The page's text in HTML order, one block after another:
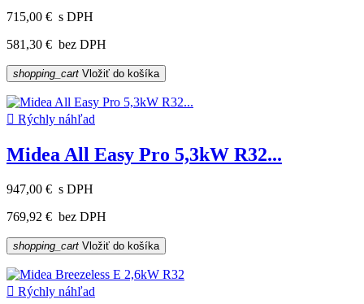
715,00 € s DPH
581,30 € bez DPH
shopping_cart Vložiť do košíka
 Rýchly náhľad
Midea All Easy Pro 5,3kW R32...
947,00 € s DPH
769,92 € bez DPH
shopping_cart Vložiť do košíka
 Rýchly náhľad